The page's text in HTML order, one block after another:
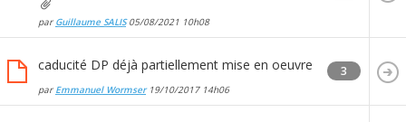
par Guillaume SALIS05/08/2021 10h08
caducité DP déjà partiellement mise en oeuvre
par Emmanuel Wormser19/10/2017 14h06
3